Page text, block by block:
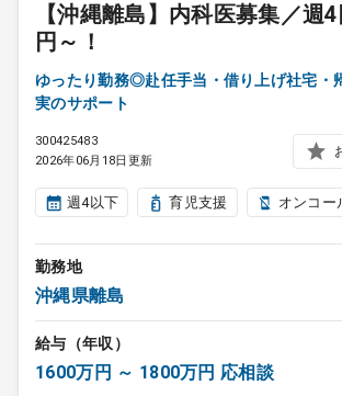
【沖縄離島】内科医募集／週
円～！
ゆったり勤務◎赴任手当・借り上げ社宅・
実のサポート
300425483
2026年06月18日更新
週4以下 育児支援 オンコー
勤務地
沖縄県離島
給与（年収）
1600万円 ～ 1800万円 応相談